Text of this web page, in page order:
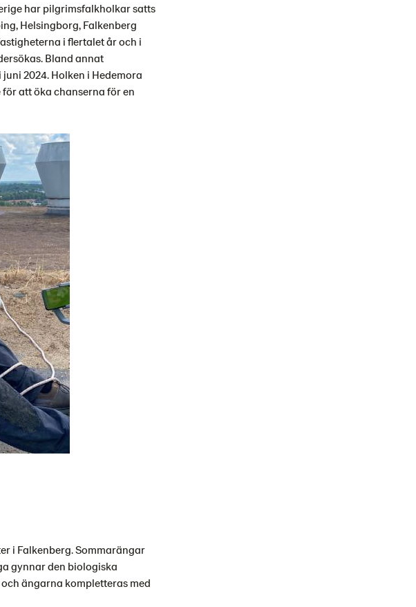
har pilgrimsfalkholkar satts
Helsingborg, Falkenberg
i flertalet år och i
Bland annat
2024. Holken i Hedemora
att öka chanserna för en
i Falkenberg. Sommarängar
gynnar den biologiska
ängarna kompletteras med